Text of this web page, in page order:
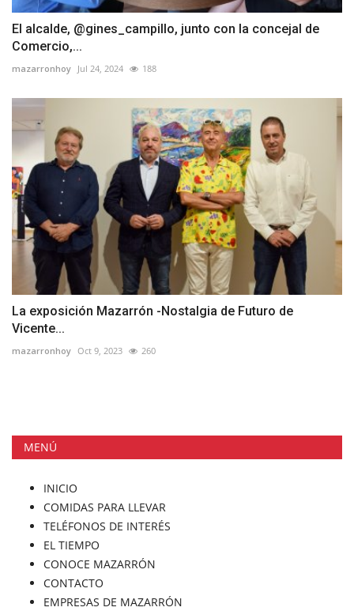
El alcalde, @gines_campillo, junto con la concejal de
Comercio,...
mazarronhoy Jul 24, 2024 188
La exposición Mazarrón -Nostalgia de Futuro de
Vicente...
mazarronhoy Oct 9, 2023 260
MENÚ
INICIO
COMIDAS PARA LLEVAR
TELÉFONOS DE INTERÉS
EL TIEMPO
CONOCE MAZARRÓN
CONTACTO
EMPRESAS DE MAZARRÓN